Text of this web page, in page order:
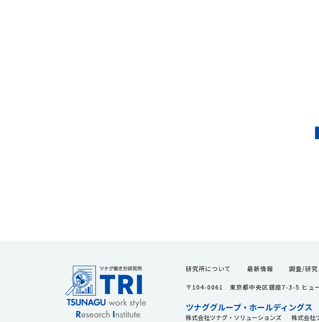
研究所について 最新情報 調査/研究
〒104-0061 東京都中央区銀座7-3-5 ヒュー
ツナググループ・ホールディングス
株式会社ツナグ・ソリューションズ 株式会社